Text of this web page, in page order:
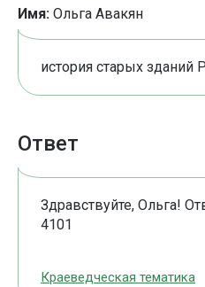
Имя: Ольга Авакян
история старых зданий
Ответ
Здравствуйте, Ольга!
4101
Краеведческая тематика